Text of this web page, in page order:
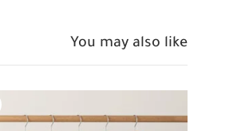
You may also like